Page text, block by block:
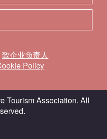
致企业负责人
Policy
Tourism Association. All